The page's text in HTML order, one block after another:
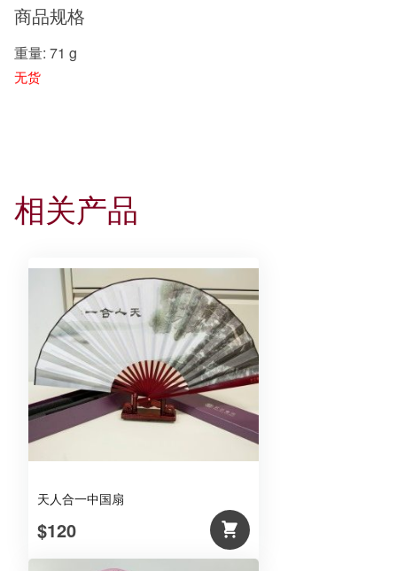
商品规格
重量: 71 g
无货
相关产品
天人合一中国扇
$120